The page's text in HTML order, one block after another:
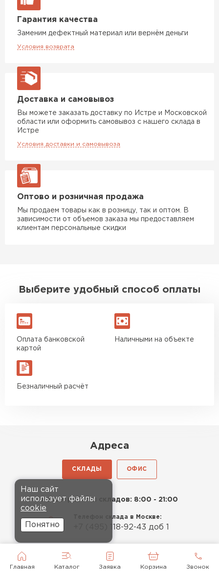
Главная Каталог Заявка Корзина Звонок
Гарантия качества
Заменим дефектный материал или вернём деньги
Условия возврата
Доставка и самовывоз
Вы можете заказать доставку по Истре и Московской
области или оформить самовывоз с нашего склада в
Истре
Условия доставки и самовывоза
Оптово и розничная продажа
Мы продаем товары как в розницу, так и оптом. В
зависимости от объемов заказа мы предоставляем
клиентам персональные скидки
Выберите удобный способ оплаты
Оплата банковской
картой
Наличными на объекте
Безналичный расчёт
Адреса
СКЛАДЫ ОФИС
Режим работы складов: 8:00 - 21:00
Телефон склада в Москве:
+7 (495) 118-92-43 доб 1
+7 (495) 118-92-43 доб 2
Наш сайт
использует файлы
cookie
Понятно